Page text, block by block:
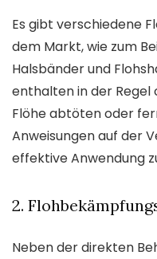
Es gibt verschiedene
dem Markt, wie zum
Halsbänder und
enthalten in der Regel
Flöhe abtöten oder
Anweisungen auf der
effektive Anwendung
2.
Neben der direkten